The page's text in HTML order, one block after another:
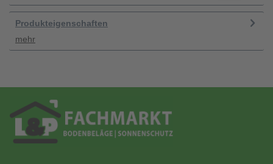
Produkteigenschaften
mehr